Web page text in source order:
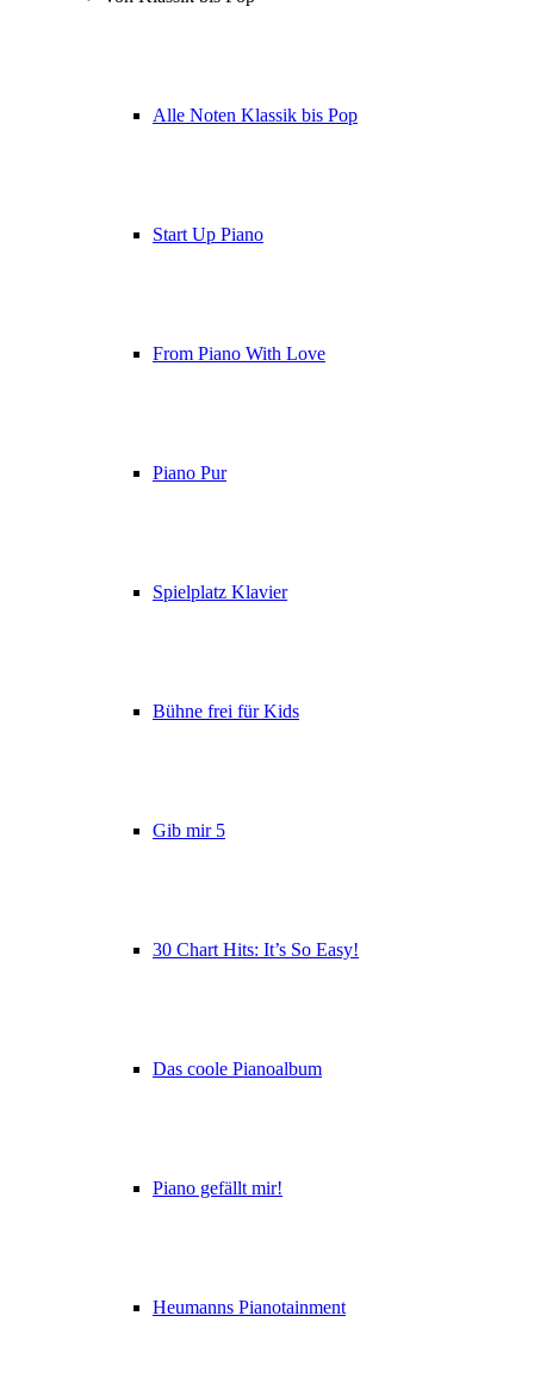
Alle Noten Klassik bis Pop
Start Up Piano
From Piano With Love
Piano Pur
Spielplatz Klavier
Bühne frei für Kids
Gib mir 5
30 Chart Hits: It’s So Easy!
Das coole Pianoalbum
Piano gefällt mir!
Heumanns Pianotainment